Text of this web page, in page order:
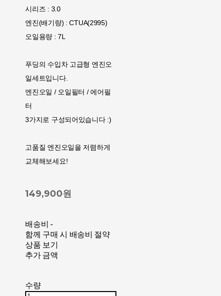
시리즈 : 3.0
엔진(배기량) : CTUA(2995)
오일용량 : 7L
푸딩의 수입차 고급형 엔진오
일세트입니다.
엔진오일 / 오일필터 / 에어필
터
3가지로 구성되어있습니다 :)
고품질 엔진오일을 저렴하게
교체해보세요!
149,900원
배송비 -
함께 구매 시 배송비 절약
상품 보기
추가 금액
수량